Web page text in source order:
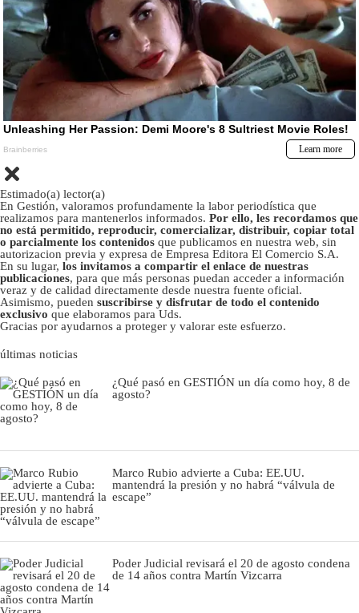
Estimado(a) lector(a)
En Gestión, valoramos profundamente la labor periodística que
realizamos para mantenerlos informados. Por ello, les recordamos que
no está permitido, reproducir, comercializar, distribuir, copiar total
o parcialmente los contenidos que publicamos en nuestra web, sin
autorizacion previa y expresa de Empresa Editora El Comercio S.A.
En su lugar, los invitamos a compartir el enlace de nuestras
publicaciones, para que más personas puedan acceder a información
veraz y de calidad directamente desde nuestra fuente oficial.
Asimismo, pueden suscribirse y disfrutar de todo el contenido
exclusivo que elaboramos para Uds.
Gracias por ayudarnos a proteger y valorar este esfuerzo.
últimas noticias
¿Qué pasó en GESTIÓN un día como hoy, 8 de
agosto?
Marco Rubio advierte a Cuba: EE.UU.
mantendrá la presión y no habrá “válvula de
escape”
Poder Judicial revisará el 20 de agosto condena
de 14 años contra Martín Vizcarra